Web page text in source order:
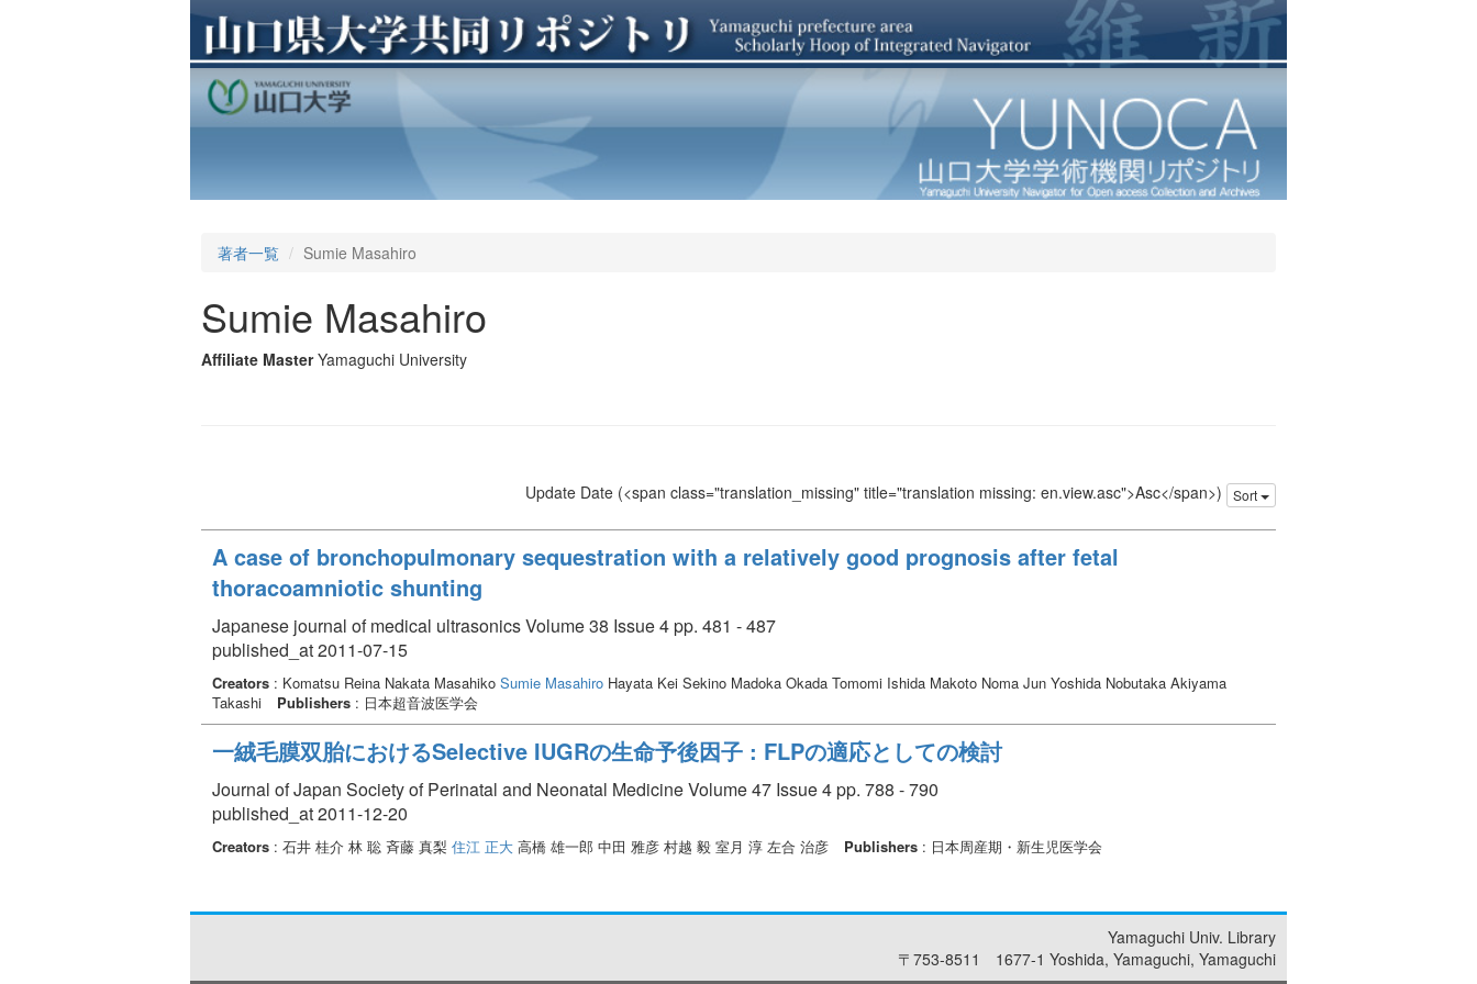
著者一覧 Sumie Masahiro
Sumie Masahiro
Affiliate Master Yamaguchi University
Update Date (<span class="translation_missing" title="translation missing: en.view.asc">Asc</span>) Sort
A case of bronchopulmonary sequestration with a relatively good prognosis after fetal
thoracoamniotic shunting
Japanese journal of medical ultrasonics Volume 38 Issue 4 pp. 481 - 487
published_at 2011-07-15
Creators : Komatsu Reina Nakata Masahiko Sumie Masahiro Hayata Kei Sekino Madoka Okada Tomomi Ishida Makoto Noma Jun Yoshida Nobutaka Akiyama
Takashi
Publishers : 日本超音波医学会
一絨毛膜双胎におけるSelective IUGRの生命予後因子 : FLPの適応としての検討
Journal of Japan Society of Perinatal and Neonatal Medicine Volume 47 Issue 4 pp. 788 - 790
published_at 2011-12-20
Creators : 石井 桂介 林 聡 斉藤 真梨 住江 正大 高橋 雄一郎 中田 雅彦 村越 毅 室月 淳 左合 治彦 Publishers : 日本周産期・新生児医学会
Yamaguchi Univ. Library
〒753-8511 1677-1 Yoshida, Yamaguchi, Yamaguchi